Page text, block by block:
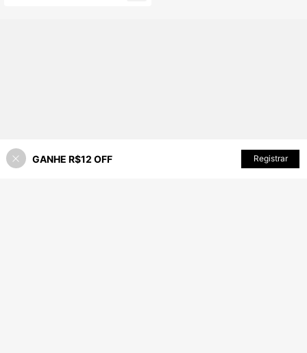
ADICIONAR AO CARRINHO
GANHE R$12 OFF Registrar